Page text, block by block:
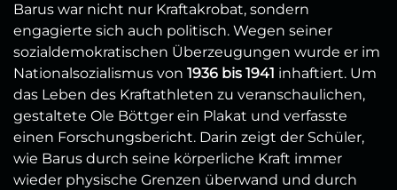
Barus war nicht nur Kraftakrobat, sondern
engagierte sich auch politisch. Wegen seiner
sozialdemokratischen Überzeugungen wurde er im
Nationalsozialismus von 1936 bis 1941 inhaftiert. Um
das Leben des Kraftathleten zu veranschaulichen,
gestaltete Ole Böttger ein Plakat und verfasste
einen Forschungsbericht. Darin zeigt der Schüler,
wie Barus durch seine körperliche Kraft immer
wieder physische Grenzen überwand und durch